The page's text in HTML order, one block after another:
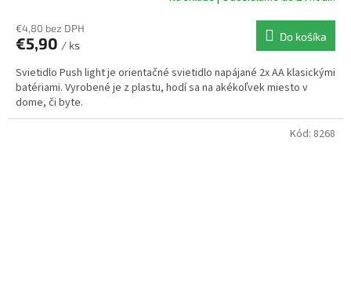
€4,80 bez DPH
€5,90 / ks
Do košíka
Svietidlo Push light je orientačné svietidlo napájané 2x AA klasickými
batériami. Vyrobené je z plastu, hodí sa na akékoľvek miesto v
dome, či byte.
Kód: 8268